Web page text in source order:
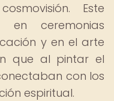
Este
en ceremonias
y en el arte
que al pintar el
con los
espiritual.